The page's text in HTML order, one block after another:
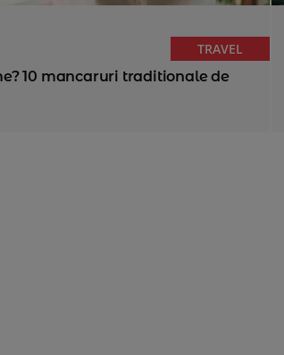
TRAVEL
10 mancaruri traditionale de